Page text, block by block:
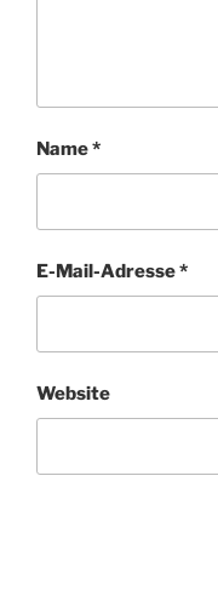
Name*
E-Mail-Adresse*
Website